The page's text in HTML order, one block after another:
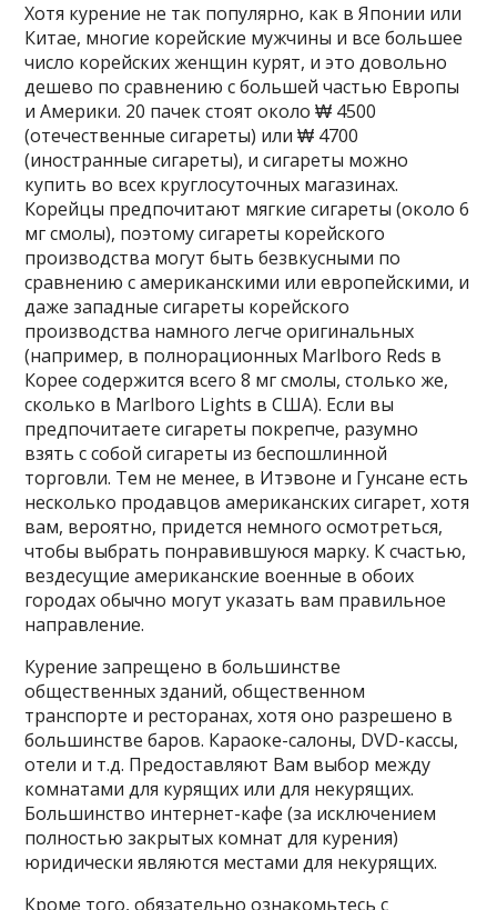
Хотя курение не так популярно, как в Японии или
Китае, многие корейские мужчины и все большее
число корейских женщин курят, и это довольно
дешево по сравнению с большей частью Европы
и Америки. 20 пачек стоят около ₩ 4500
(отечественные сигареты) или ₩ 4700
(иностранные сигареты), и сигареты можно
купить во всех круглосуточных магазинах.
Корейцы предпочитают мягкие сигареты (около 6
мг смолы), поэтому сигареты корейского
производства могут быть безвкусными по
сравнению с американскими или европейскими, и
даже западные сигареты корейского
производства намного легче оригинальных
(например, в полнорационных Marlboro Reds в
Корее содержится всего 8 мг смолы, столько же,
сколько в Marlboro Lights в США). Если вы
предпочитаете сигареты покрепче, разумно
взять с собой сигареты из беспошлинной
торговли. Тем не менее, в Итэвоне и Гунсане есть
несколько продавцов американских сигарет, хотя
вам, вероятно, придется немного осмотреться,
чтобы выбрать понравившуюся марку. К счастью,
вездесущие американские военные в обоих
городах обычно могут указать вам правильное
направление.
Курение запрещено в большинстве
общественных зданий, общественном
транспорте и ресторанах, хотя оно разрешено в
большинстве баров. Караоке-салоны, DVD-кассы,
отели и т.д. Предоставляют Вам выбор между
комнатами для курящих или для некурящих.
Большинство интернет-кафе (за исключением
полностью закрытых комнат для курения)
юридически являются местами для некурящих.
Кроме того, обязательно ознакомьтесь с